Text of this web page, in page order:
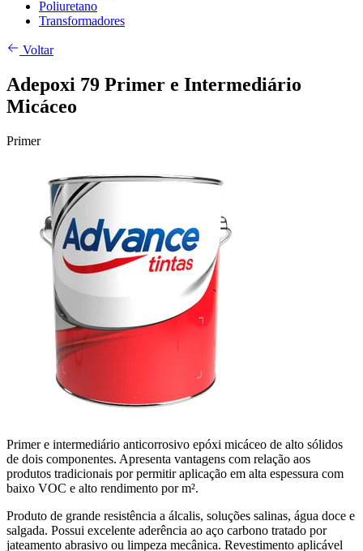
Poliuretano
Transformadores
Voltar
Adepoxi 79 Primer e Intermediário
Micáceo
Primer
Primer e intermediário anticorrosivo epóxi micáceo de alto sólidos
de dois componentes. Apresenta vantagens com relação aos
produtos tradicionais por permitir aplicação em alta espessura com
baixo VOC e alto rendimento por m².
Produto de grande resistência a álcalis, soluções salinas, água doce e
salgada. Possui excelente aderência ao aço carbono tratado por
jateamento abrasivo ou limpeza mecânica. Revestimento aplicável